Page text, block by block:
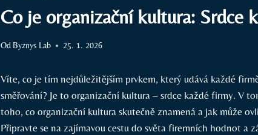
Co je organizační kultura: Srdce
Od Byznys Lab 25. 1. 2026
Víte, co je tím nejdůležitějším prvkem, který udává každé
směřování? Je to organizační kultura – srdce každé firmy. V
toho, co organizační kultura skutečně znamená a jak může
Připravte se na zajímavou cestu do světa firemních hodnot a